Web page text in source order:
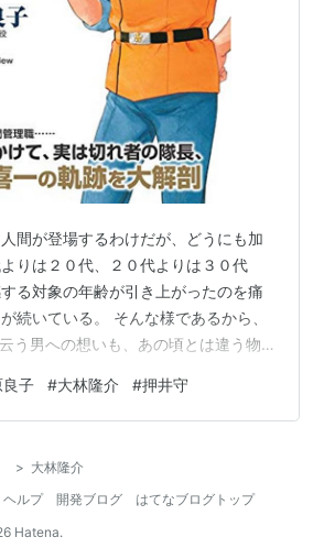
間が登場するわけだが、どうにも加
りは２０代、２０代よりは３０代
る対象の年齢が引き上がったのを痛
続いている。 そんな様であるから、
う男への想いも、あの頃とは違う物
司”にならなくてはならない状況にあ
しない部分だけは、見習えているよ
長期を迎えた日本が舞台の「機動警
は、従来の重機から一歩進んだレイ
良子 #大林隆介 #押井守
> 大林隆介
ヘルプ 開発ブログ
はてなブログトップ
Hatena.